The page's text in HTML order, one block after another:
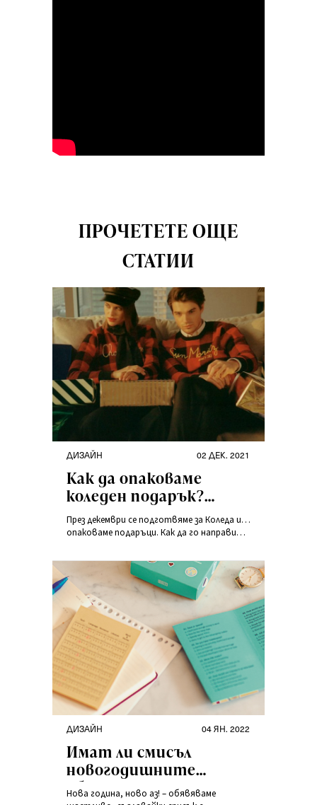
ПРОЧЕТЕТЕ ОЩЕ
СТАТИИ
ДИЗАЙН 02 ДЕК. 2021
Как да опаковаме
коледен подарък?
Вдъхновяващи идеи за
красиви опаковки
През декември се подготвяме за Коледа и…
опаковаме подаръци. Как да го направим?
вдъхновения, а след това вземете
хартия, ножица, цветни панделки и
създайте от тях прекрасни комбинации –
те ще бъдат твърде красиви за
разопаковане!
ДИЗАЙН 04 ЯН. 2022
Имат ли смисъл
новогодишните
обещания и цели?
Нова година, ново аз! – обявяваме